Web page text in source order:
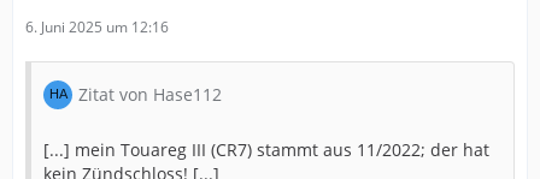
6. Juni 2025 um 12:16
Zitat von Hase112
[...] mein Touareg III (CR7) stammt aus 11/2022; der hat
kein Zündschloss! [...]